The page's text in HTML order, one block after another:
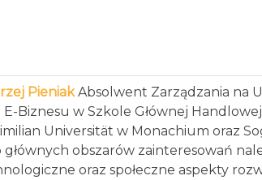
PieniakAbsolwent Zarządzania na
E-Biznesu w Szkole Głównej
Universität w Monachium oraz
głównych obszarów zainteresowań
oraz społeczne aspekty